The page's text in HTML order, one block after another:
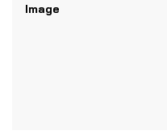
Image